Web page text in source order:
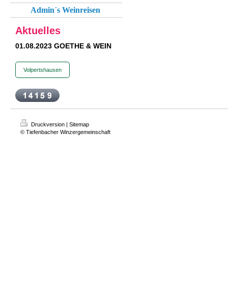
Admin´s Weinreisen
Aktuelles
01.08.2023 GOETHE & WEIN
Volpertshausen
Druckversion | Sitemap
© Tiefenbacher Winzergemeinschaft